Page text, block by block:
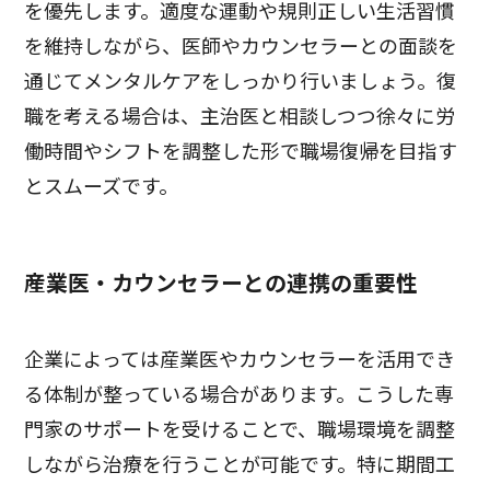
を優先します。適度な運動や規則正しい生活習慣
を維持しながら、医師やカウンセラーとの面談を
通じてメンタルケアをしっかり行いましょう。復
職を考える場合は、主治医と相談しつつ徐々に労
働時間やシフトを調整した形で職場復帰を目指す
とスムーズです。
産業医・カウンセラーとの連携の重要性
企業によっては産業医やカウンセラーを活用でき
る体制が整っている場合があります。こうした専
門家のサポートを受けることで、職場環境を調整
しながら治療を行うことが可能です。特に期間工